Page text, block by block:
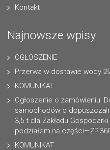
Kontakt
Najnowsze wpisy
OGŁOSZENIE
Przerwa w dostawie wody
KOMUNIKAT
Ogłoszenie o zamówieniu:
samochodów o
3,5 t dla Zakładu
podziałem na
KOMUNIKAT